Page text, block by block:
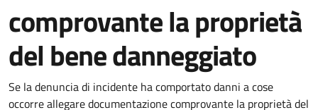
comprovante la proprietà
del bene danneggiato
Se la denuncia di incidente ha comportato danni a cose
occorre allegare documentazione comprovante la proprietà del